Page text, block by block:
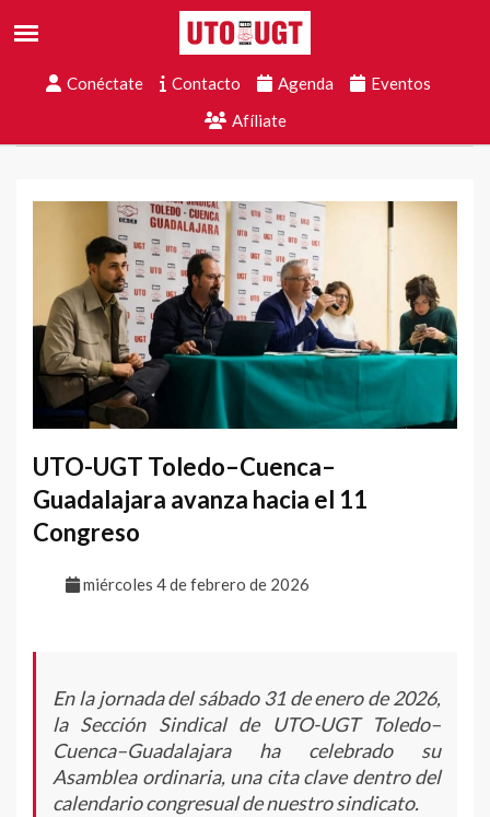
Conéctate Contacto Agenda
Eventos
Afíliate
UTO-UGT Toledo–Cuenca–
Guadalajara avanza hacia el 11
Congreso
miércoles 4 de febrero de 2026
En la jornada del sábado 31 de enero de 2026,
la Sección Sindical de UTO-UGT Toledo–
Cuenca–Guadalajara ha celebrado su
Asamblea ordinaria, una cita clave dentro del
calendario congresual de nuestro sindicato.